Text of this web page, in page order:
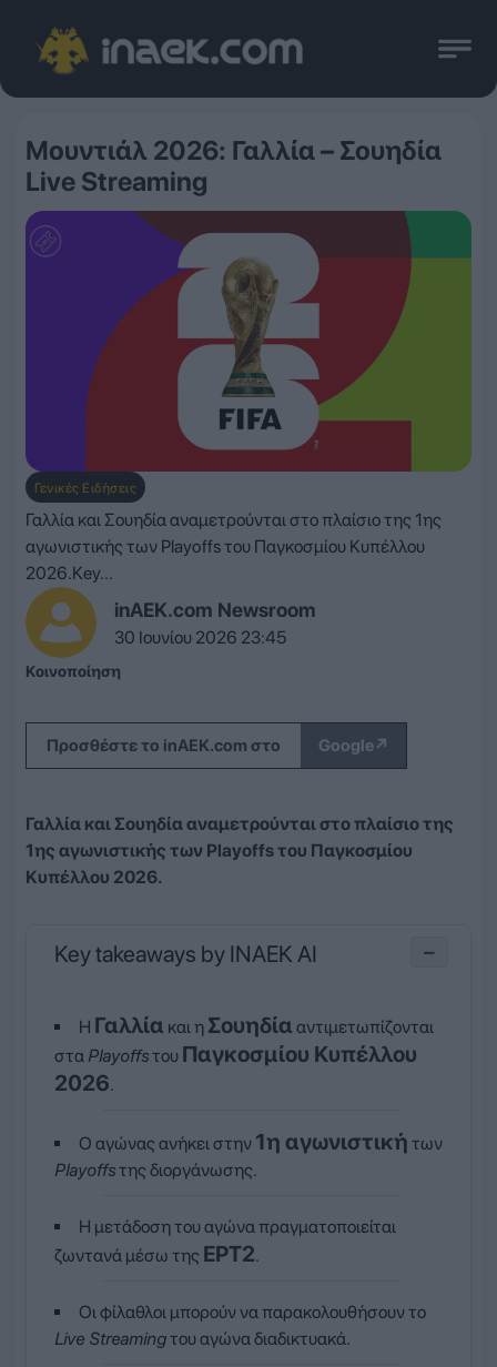
Μουντιάλ 2026: Γαλλία – Σουηδία
Live Streaming
Γενικές Ειδήσεις
inAEK.com Newsroom
30 Ιουνίου 2026 23:45
Γαλλία και Σουηδία αναμετρούνται στο πλαίσιο της 1ης
αγωνιστικής των Playoffs του Παγκοσμίου Κυπέλλου
2026.Key...
Κοινοποίηση
Προσθέστε το inAEK.com στο Google↗
Γαλλία και Σουηδία αναμετρούνται στο πλαίσιο της
1ης αγωνιστικής των Playoffs του Παγκοσμίου
Κυπέλλου 2026.
Key takeaways by INAEK AI −
Η Γαλλία και η Σουηδία αντιμετωπίζονται
στα Playoffsτου Παγκοσμίου Κυπέλλου
2026.
Ο αγώνας ανήκει στην 1η αγωνιστική των
Playoffsτης διοργάνωσης.
Η μετάδοση του αγώνα πραγματοποιείται
ζωντανά μέσω της ΕΡΤ2.
Οι φίλαθλοι μπορούν να παρακολουθήσουν το
Live Streamingτου αγώνα διαδικτυακά.